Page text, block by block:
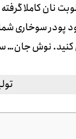
نان کاملا گرفته
پودر سوخاری
کنید. نوش جان…